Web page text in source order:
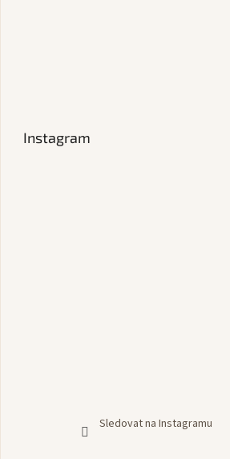
Instagram
Sledovat na Instagramu